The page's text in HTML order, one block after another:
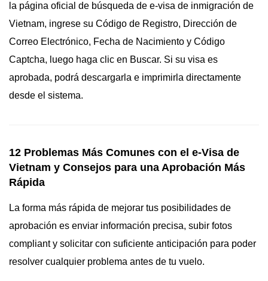
la página oficial de búsqueda de e-visa de inmigración de
Vietnam, ingrese su Código de Registro, Dirección de
Correo Electrónico, Fecha de Nacimiento y Código
Captcha, luego haga clic en Buscar. Si su visa es
aprobada, podrá descargarla e imprimirla directamente
desde el sistema.
12 Problemas Más Comunes con el e-Visa de
Vietnam y Consejos para una Aprobación Más
Rápida
La forma más rápida de mejorar tus posibilidades de
aprobación es enviar información precisa, subir fotos
compliant y solicitar con suficiente anticipación para poder
resolver cualquier problema antes de tu vuelo.